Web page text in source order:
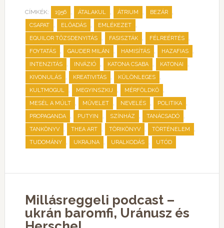
CÍMKÉK: 1956 , ÁTALAKUL , ÁTRIUM , BEZÁR ,
CSAPAT , ELŐADÁS , EMLÉKEZET ,
EQUILOR TŐZSDENYITÁS , FASISZTÁK , FÉLREÉRTÉS ,
FOYTATÁS , GAUDER MILÁN , HAMISÍTÁS , HAZAFIAS ,
INTENZITÁS , INVÁZIÓ , KATONA CSABA , KATONAI ,
KIVONULÁS , KREATIVITÁS , KÜLÖNLEGES ,
KULTMOGUL , MEGYINSZKIJ , MÉRFÖLDKŐ ,
MESÉL A MÚLT , MŰVELET , NEVELÉS , POLITIKA ,
PROPAGANDA , PUTYIN , SZÍNHÁZ , TANÁCSADÓ ,
TANKÖNYV , THEA ART , TÖRIKÖNYV , TÖRTÉNELEM ,
TUDOMÁNY , UKRAJNA , URALKODÁS , UTÓD
Millásreggeli podcast –
ukrán baromfi, Uránusz és